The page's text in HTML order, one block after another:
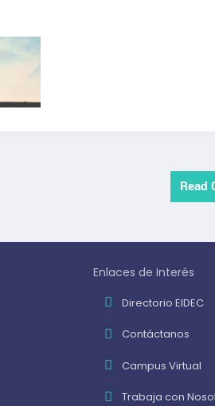
Read
Enlaces de Interés
Directorio EIDEC
Contáctanos
Campus Virtual
Trabaja con